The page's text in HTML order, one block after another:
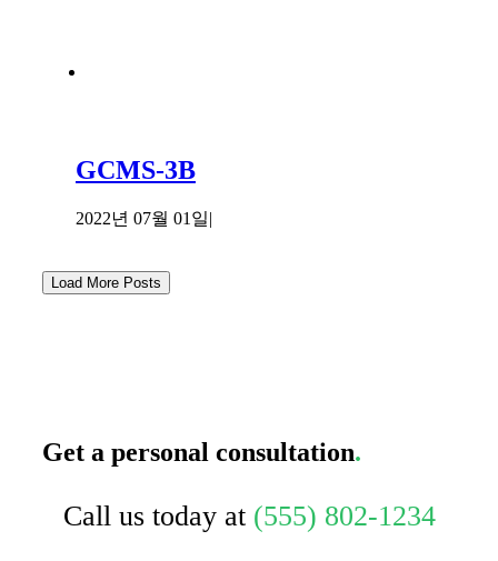
GCMS-3B
2022년 07월 01일|
Load More Posts
Get a personal consultation.
Call us today at (555) 802-1234